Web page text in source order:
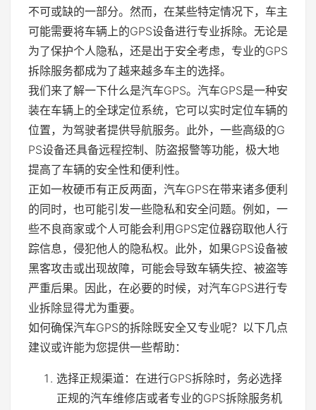
不可或缺的一部分。然而，在某些特定情况下，车主
可能需要将车辆上的GPS设备进行专业拆除。无论是
为了保护个人隐私，还是出于安全考虑，专业的GPS
拆除服务都成为了越来越多车主的选择。
我们来了解一下什么是汽车GPS。汽车GPS是一种安
装在车辆上的全球定位系统，它可以实时定位车辆的
位置，为驾驶者提供导航服务。此外，一些高级的G
PS设备还具备远程控制、防盗报警等功能，极大地
提高了车辆的安全性和便利性。
正如一枚硬币有正反两面，汽车GPS在带来诸多便利
的同时，也可能引发一些隐私和安全问题。例如，一
些不良商家或个人可能会利用GPS定位器窃取他人行
踪信息，侵犯他人的隐私权。此外，如果GPS设备被
黑客攻击或出现故障，可能会导致车辆失控、被盗等
严重后果。因此，在必要的时候，对汽车GPS进行专
业拆除显得尤为重要。
如何确保汽车GPS的拆除既安全又专业呢？以下几点
建议或许能为您提供一些帮助：
选择正规渠道：在进行GPS拆除时，务必选择
正规的汽车维修店或者专业的GPS拆除服务机